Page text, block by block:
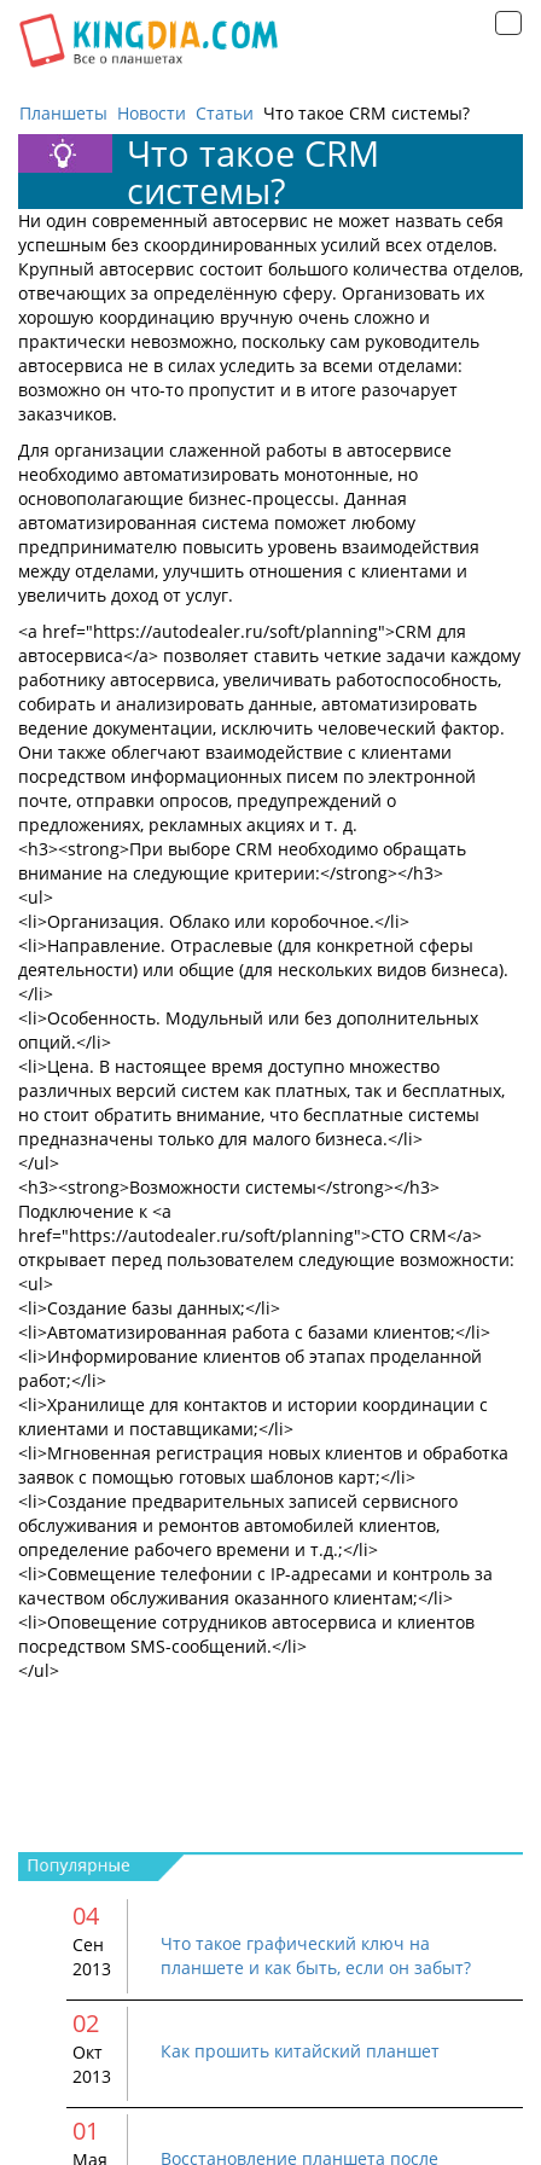
Планшеты Новости Статьи Что такое CRM системы?
Что такое CRM
системы?
Ни один современный автосервис не может назвать себя
успешным без скоординированных усилий всех отделов.
Крупный автосервис состоит большого количества отделов,
отвечающих за определённую сферу. Организовать их
хорошую координацию вручную очень сложно и
практически невозможно, поскольку сам руководитель
автосервиса не в силах уследить за всеми отделами:
возможно он что-то пропустит и в итоге разочарует
заказчиков.
Для организации слаженной работы в автосервисе
необходимо автоматизировать монотонные, но
основополагающие бизнес-процессы. Данная
автоматизированная система поможет любому
предпринимателю повысить уровень взаимодействия
между отделами, улучшить отношения с клиентами и
увеличить доход от услуг.
<a href="https://autodealer.ru/soft/planning">CRM для
автосервиса</a> позволяет ставить четкие задачи каждому
работнику автосервиса, увеличивать работоспособность,
собирать и анализировать данные, автоматизировать
ведение документации, исключить человеческий фактор.
Они также облегчают взаимодействие с клиентами
посредством информационных писем по электронной
почте, отправки опросов, предупреждений о
предложениях, рекламных акциях и т. д.
<h3><strong>При выборе CRM необходимо обращать
внимание на следующие критерии:</strong></h3>
<ul>
<li>Организация. Облако или коробочное.</li>
<li>Направление. Отраслевые (для конкретной сферы
деятельности) или общие (для нескольких видов бизнеса).
</li>
<li>Особенность. Модульный или без дополнительных
опций.</li>
<li>Цена. В настоящее время доступно множество
различных версий систем как платных, так и бесплатных,
но стоит обратить внимание, что бесплатные системы
предназначены только для малого бизнеса.</li>
</ul>
<h3><strong>Возможности системы</strong></h3>
Подключение к <a
href="https://autodealer.ru/soft/planning">СТО CRM</a>
открывает перед пользователем следующие возможности:
<ul>
<li>Создание базы данных;</li>
<li>Автоматизированная работа с базами клиентов;</li>
<li>Информирование клиентов об этапах проделанной
работ;</li>
<li>Хранилище для контактов и истории координации с
клиентами и поставщиками;</li>
<li>Мгновенная регистрация новых клиентов и обработка
заявок с помощью готовых шаблонов карт;</li>
<li>Создание предварительных записей сервисного
обслуживания и ремонтов автомобилей клиентов,
определение рабочего времени и т.д.;</li>
<li>Совмещение телефонии с IP-адресами и контроль за
качеством обслуживания оказанного клиентам;</li>
<li>Оповещение сотрудников автосервиса и клиентов
посредством SMS-сообщений.</li>
</ul>
04
Сен
2013
Что такое графический ключ на
планшете и как быть, если он забыт?
02
Окт
2013
Как прошить китайский планшет
01
Мая Восстановление планшета после